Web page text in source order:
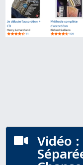
 Vidéo :